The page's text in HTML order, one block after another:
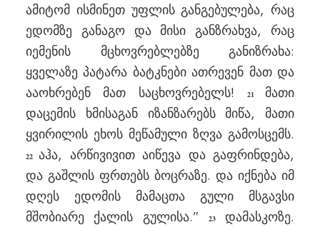
ამიტომ ისმინეთ უფლის განგებულება, რაც
ედომზე განაგო და მისი განზრახვა, რაც
იემენის მცხოვრებლებზე განიზრახა:
ყველაზე პატარა ბატკნები ათრევენ მათ და
ააოხრებენ მათ საცხოვრებელს!
21 მათი
დაცემის ხმისაგან იზანზარებს მიწა, მათი
ყვირილის ეხოს მეწამული ზღვა გამოსცემს.
22 აჰა, არწივივით აიწევა და გაფრინდება,
და გაშლის ფრთებს ბოცრაზე. და იქნება იმ
დღეს ედომის მამაცთა გული მსგავსი
მშობიარე ქალის გულისა.”
23დამასკოზე.